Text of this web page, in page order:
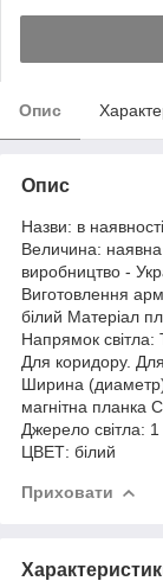
Опис
Опис
Назви: в
Величина:
виробництво -
Виготовлення
білий Матеріал
Напрямок світла:
Для коридору.
Ширина
магнітна планка
Джерело світла:
ЦВЕТ: білий
Приховати